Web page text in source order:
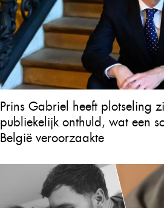
Prins Gabriel heeft plotseling
publiekelijk onthuld, wat een
België veroorzaakte